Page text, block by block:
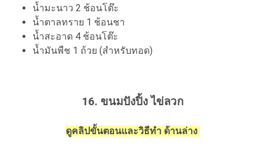
น้ำมะนาว 2 ช้อนโต๊ะ
น้ำตาลทราย 1 ช้อนชา
น้ำสะอาด 4 ช้อนโต๊ะ
น้ำมันพืช 1 ถ้วย (สำหรับทอด)
16. ขนมปังปิ้ง ไข่ลวก
ดูคลิปขั้นตอนและวิธีทำ ด้านล่าง